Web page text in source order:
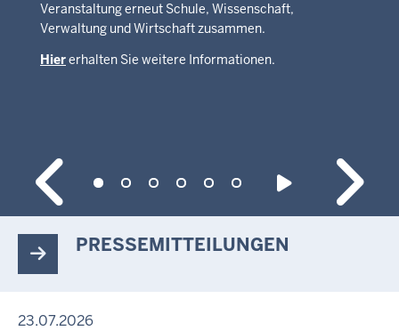
Veranstaltung erneut Schule, Wissenschaft,
Verwaltung und Wirtschaft zusammen.
Hiererhalten Sie weitere Informationen.
PRESSEMITTEILUNGEN
23.07.2026